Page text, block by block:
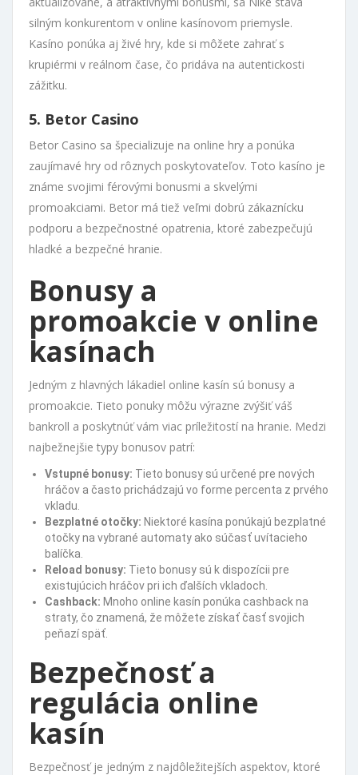
silným konkurentom v online kasínovom priemysle.
Kasíno ponúka aj živé hry, kde si môžete zahrať s
krupiérmi v reálnom čase, čo pridáva na autentickosti
zážitku.
5. Betor Casino
Betor Casino sa špecializuje na online hry a ponúka
zaujímavé hry od rôznych poskytovateľov. Toto kasíno je
známe svojimi férovými bonusmi a skvelými
promoakciami. Betor má tiež veľmi dobrú zákaznícku
podporu a bezpečnostné opatrenia, ktoré zabezpečujú
hladké a bezpečné hranie.
Bonusy a
promoakcie v online
kasínach
Jedným z hlavných lákadiel online kasín sú bonusy a
promoakcie. Tieto ponuky môžu výrazne zvýšiť váš
bankroll a poskytnúť vám viac príležitostí na hranie. Medzi
najbežnejšie typy bonusov patrí:
Vstupné bonusy: Tieto bonusy sú určené pre nových
hráčov a často prichádzajú vo forme percenta z prvého
vkladu.
Bezplatné otočky: Niektoré kasína ponúkajú bezplatné
otočky na vybrané automaty ako súčasť uvítacieho
balíčka.
Reload bonusy: Tieto bonusy sú k dispozícii pre
existujúcich hráčov pri ich ďalších vkladoch.
Cashback: Mnoho online kasín ponúka cashback na
straty, čo znamená, že môžete získať časť svojich
peňazí späť.
Bezpečnosť a
regulácia online
kasín
Bezpečnosť je jedným z najdôležitejších aspektov, ktoré